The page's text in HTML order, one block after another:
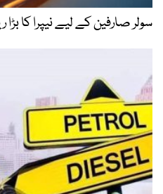
سولر صارفین کے لیے نیپرا کا